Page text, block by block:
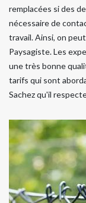
remplacées si des
nécessaire de
travail. Ainsi, on
Paysagiste. Les
une très bonne
tarifs qui sont
Sachez qu'il